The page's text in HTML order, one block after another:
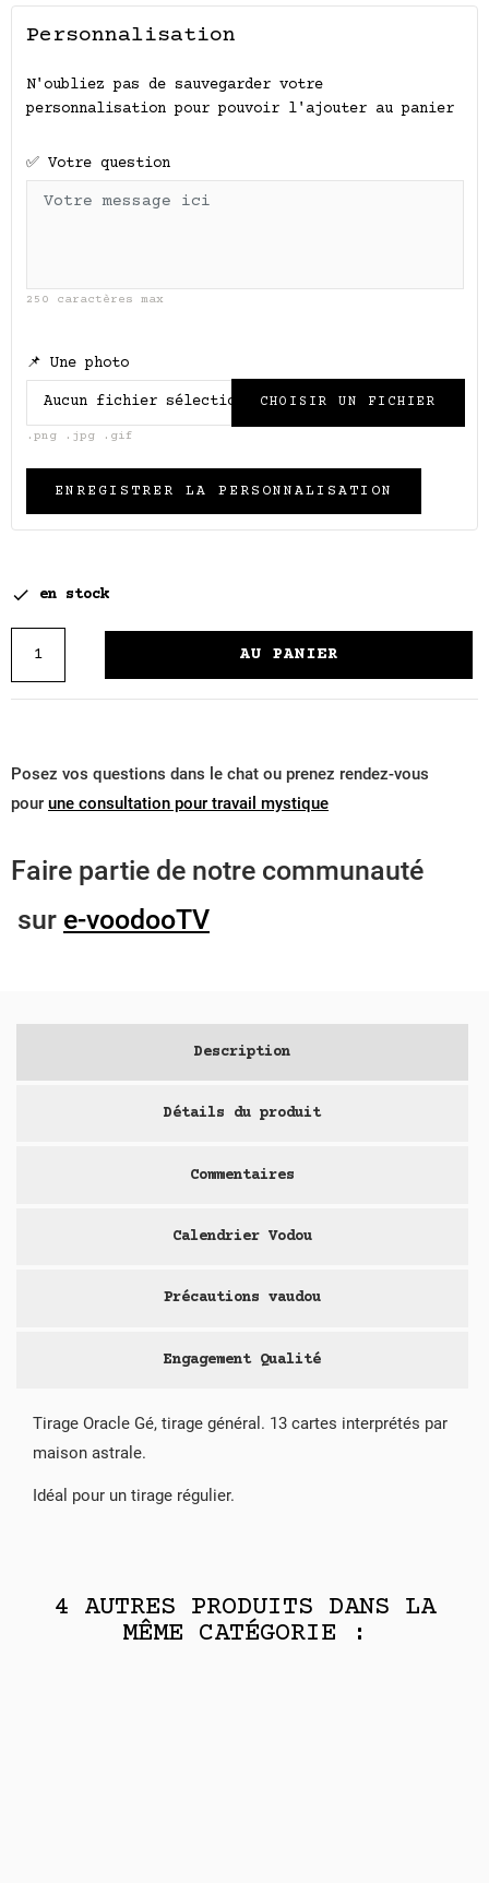
Personnalisation
N'oubliez pas de sauvegarder votre
personnalisation pour pouvoir l'ajouter au panier
✅ Votre question
250 caractères max
📌 Une photo
Aucun fichier sélectionnéCHOISIR UN FICHIER
.png .jpg .gif
ENREGISTRER LA PERSONNALISATION
 en stock
AU PANIER
Posez vos questions dans le chat ou prenez rendez-vous
pour une consultation pour travail mystique
Faire partie de notre communauté
sur e-voodooTV
Description
Détails du produit
Commentaires
Calendrier Vodou
Précautions vaudou
Engagement Qualité
Tirage Oracle Gé, tirage général. 13 cartes interprétés par
maison astrale.
Idéal pour un tirage régulier.
4 AUTRES PRODUITS DANS LA
MÊME CATÉGORIE :